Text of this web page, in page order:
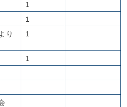
1
1
り
1
1